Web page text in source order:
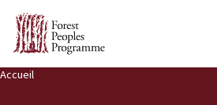
Accueil